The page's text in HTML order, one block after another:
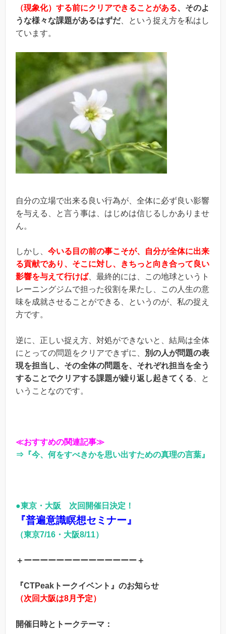
（現象化）する前にクリアできることがある、そのよ
うな様々な課題があるはずだ、という捉え方を私はし
ています。
自分の立場で出来る良い行為が、全体に必ず良い影響
を与える、と言う事は、はじめは信じるしかありませ
ん。
しかし、 今いる目の前の事こそが、自分が全体に出来
る貢献であり、そこに対し、きちっと向き合って良い
影響を与えて行けば、最終的には、この地球というト
レーニングジムで担った役割を果たし、この人生の意
味を成就させることができる、というのが、私の捉え
方です。
逆に、正しい捉え方、対処ができないと、結局は全体
にとっての問題をクリアできずに、
別の人が問題の表
現を担当し、その全体の問題を、それぞれ担当を全う
することでクリアする課題が繰り返し起きてくる 、と
いうことなのです。
≪おすすめの関連記事≫
⇒『今、何をすべきかを思い出すための真理の言葉』
●東京・大阪 次回開催日決定！
『普遍意識瞑想セミナー』
（東京7/16・大阪8/11）
＋ーーーーーーーーーーーーーー＋
『CTPeakトークイベント』のお知らせ
（次回大阪は8月予定）
開催日時とトークテーマ：